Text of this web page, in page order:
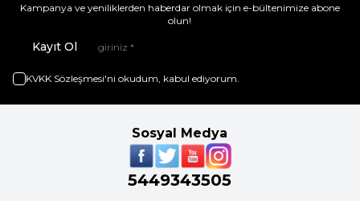
Kampanya ve yeniliklerden haberdar olmak için e-bültenimize abone
olun!
Kayıt Ol
KVKK Sözleşmesi'ni okudum, kabul ediyorum.
Sosyal Medya
5449343505